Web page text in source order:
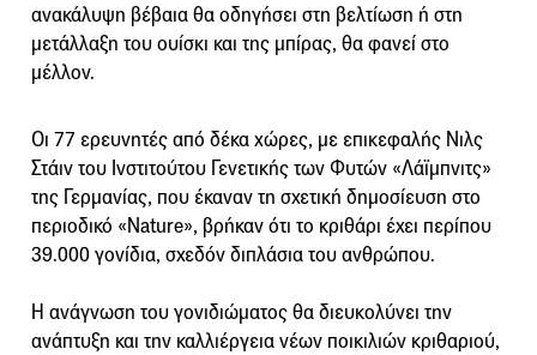
ανακάλυψη βέβαια θα οδηγήσει στη βελτίωση ή στη
μετάλλαξη του ουίσκι και της μπίρας, θα φανεί στο
μέλλον.
Οι 77 ερευνητές από δέκα χώρες, με επικεφαλής Νιλς
Στάιν του Ινστιτούτου Γενετικής των Φυτών «Λάϊμπνιτς»
της Γερμανίας, που έκαναν τη σχετική δημοσίευση στο
περιοδικό «Nature», βρήκαν ότι το κριθάρι έχει περίπου
39.000 γονίδια, σχεδόν διπλάσια του ανθρώπου.
Η ανάγνωση του γονιδιώματος θα διευκολύνει την
ανάπτυξη και την καλλιέργεια νέων ποικιλιών κριθαριού,